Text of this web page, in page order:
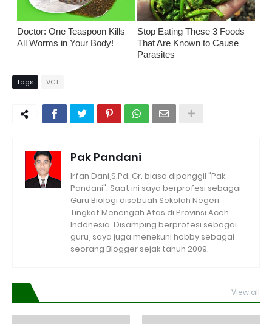
Doctor: One Teaspoon Kills
All Worms in Your Body!
Stop Eating These 3 Foods
That Are Known to Cause
Parasites
Tags VCT
Pak Pandani
Irfan Dani,S.Pd.,Gr. biasa dipanggil "Pak
Pandani". Saat ini saya berprofesi sebagai
Guru Biologi disebuah Sekolah Negeri
Tingkat Menengah Atas di Provinsi Aceh.
Indonesia. Disamping berprofesi sebagai
guru, saya juga menekuni hobby sebagai
seorang Blogger sejak tahun 2009.
View all